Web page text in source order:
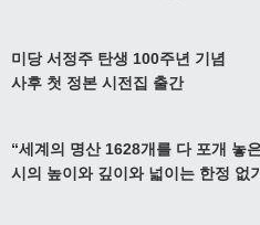
미당 서정주 탄생 100주년 기념
사후 첫 정본 시전집 출간
“세계의 명산1628개를 다 포개 놓
시의 높이와 깊이와 넓이는 한정 없